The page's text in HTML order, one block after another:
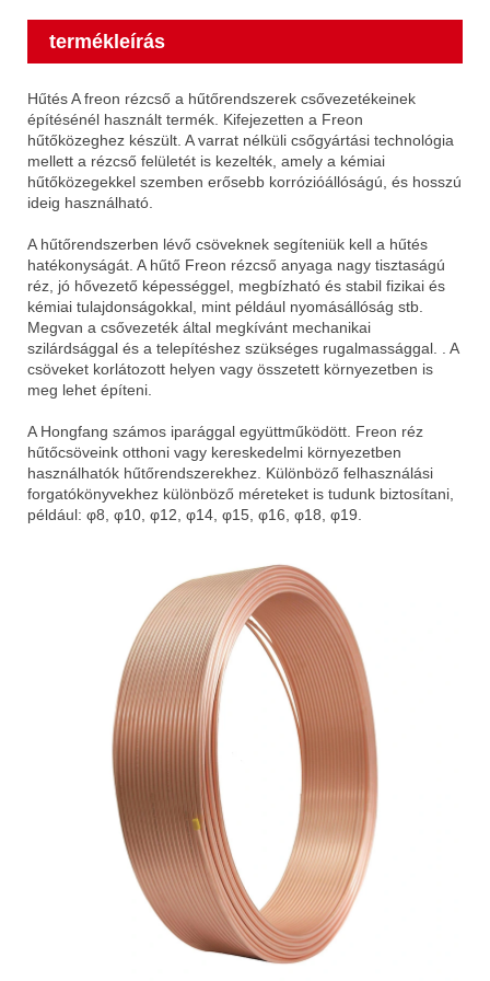
termékleírás
Hűtés A freon rézcső a hűtőrendszerek csővezetékeinek
építésénél használt termék. Kifejezetten a Freon
hűtőközeghez készült. A varrat nélküli csőgyártási technológia
mellett a rézcső felületét is kezelték, amely a kémiai
hűtőközegekkel szemben erősebb korrózióállóságú, és hosszú
ideig használható.
A hűtőrendszerben lévő csöveknek segíteniük kell a hűtés
hatékonyságát. A hűtő Freon rézcső anyaga nagy tisztaságú
réz, jó hővezető képességgel, megbízható és stabil fizikai és
kémiai tulajdonságokkal, mint például nyomásállóság stb.
Megvan a csővezeték által megkívánt mechanikai
szilárdsággal és a telepítéshez szükséges rugalmassággal. . A
csöveket korlátozott helyen vagy összetett környezetben is
meg lehet építeni.
A Hongfang számos iparággal együttműködött. Freon réz
hűtőcsöveink otthoni vagy kereskedelmi környezetben
használhatók hűtőrendszerekhez. Különböző felhasználási
forgatókönyvekhez különböző méreteket is tudunk biztosítani,
például: φ8, φ10, φ12, φ14, φ15, φ16, φ18, φ19.